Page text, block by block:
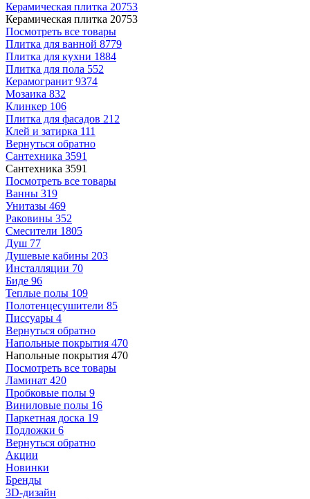
Керамическая плитка 20753
Керамическая плитка 20753
Посмотреть все товары
Плитка для ванной 8779
Плитка для кухни 1884
Плитка для пола 552
Керамогранит 9374
Мозаика 832
Клинкер 106
Плитка для фасадов 212
Клей и затирка 111
Вернуться обратно
Сантехника 3591
Сантехника 3591
Посмотреть все товары
Ванны 319
Унитазы 469
Раковины 352
Смесители 1805
Душ 77
Душевые кабины 203
Инсталляции 70
Биде 96
Теплые полы 109
Полотенцесушители 85
Писсуары 4
Вернуться обратно
Напольные покрытия 470
Напольные покрытия 470
Посмотреть все товары
Ламинат 420
Пробковые полы 9
Виниловые полы 16
Паркетная доска 19
Подложки 6
Вернуться обратно
Акции
Новинки
Бренды
3D-дизайн